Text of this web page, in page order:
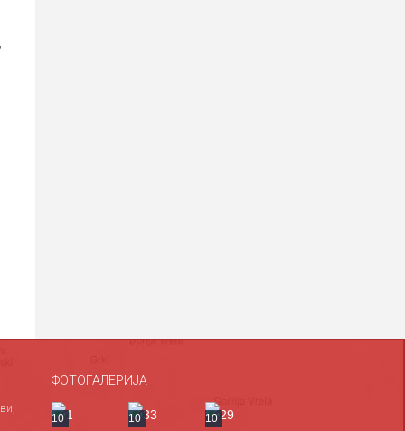
ФОТОГАЛЕРИЈА
10 10 10